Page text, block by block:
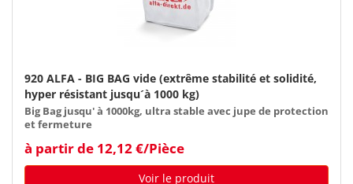
920 ALFA - BIG BAG vide (extrême stabilité et solidité,
hyper résistant jusqu´à 1000 kg)
Big Bag jusqu' à 1000kg, ultra stable avec jupe de protection
et fermeture
à partir de 12,12 €/Pièce
Voir le produit